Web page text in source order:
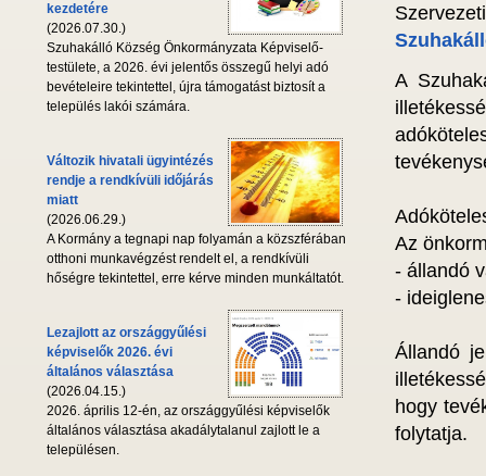
kezdetére
(2026.07.30.)
Szuhakálló Község Önkormányzata Képviselő-
testülete, a 2026. évi jelentős összegű helyi adó
bevételeire tekintettel, újra támogatást biztosít a
település lakói számára.
Változik hivatali ügyintézés
rendje a rendkívüli időjárás
miatt
(2026.06.29.)
A Kormány a tegnapi nap folyamán a közszférában
otthoni munkavégzést rendelt el, a rendkívüli
hőségre tekintettel, erre kérve minden munkáltatót.
Lezajlott az országgyűlési
képviselők 2026. évi
általános választása
(2026.04.15.)
2026. április 12-én, az országgyűlési képviselők
általános választása akadálytalanul zajlott le a
településen.
A
Az
- állandó
-
Állandó
hogy
folytatja.